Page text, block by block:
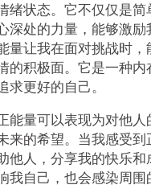
绪状态。它不仅仅是简
深处的力量，能够激
量让我在面对挑战时
的积极面。它是一种
求更好的自己。
能量可以表现为对他
来的希望。当我感受
他人，分享我的快乐
我自己，也会感染周